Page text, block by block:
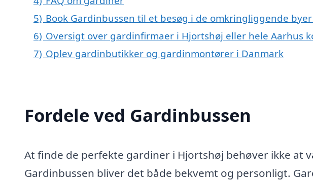
5) Book Gardinbussen til et besøg i de omkringliggende
6) Oversigt over gardinfirmaer i Hjortshøj eller hele Aarhus
7) Oplev gardinbutikker og gardinmontører i Danmark
Fordele ved Gardinbussen
At finde de perfekte gardiner i Hjortshøj behøver ikke at
Gardinbussen bliver det både bekvemt og personligt.